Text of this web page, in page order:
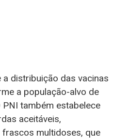
a distribuição das vacinas
a população-alvo de
PNI também estabelece
aceitáveis,
multidoses, que